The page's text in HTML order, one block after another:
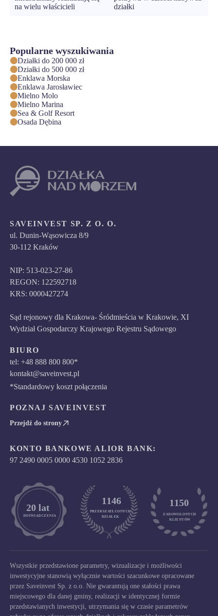
na wielu właścicieli
działki
Popularne wyszukiwania
Działki do 200 000 zł
Działki do 500 000 zł
Enklawa Morska
Enklawa Jarosławiec
Mielno Molo
Mielno Marina
Sea & Golf Resort
Osada Dębina
SAVEINVEST SP. Z O. O.
ul. Dunin-Wąsowicza 8/9
30-112 Kraków
NIP: 513-023-27-86
REGON: 122592718
KRS: 0000427274
Sąd rejonowy dla Krakowa- Śródmieścia w Krakowie, XI
Wydział Gospodarczy Krajowego Rejestru Sądowego
BIURO
tel: +48 888 800 800*
kontakt@saveinvest.pl
*Standardowy koszt połączenia
POZNAJ SAVEINVEST
Przejdź do strony
KONTO BANKOWE ALIOR BANK:
97 2490 0005 0000 4530 1052 2836
DOŚWIADCZENIA
	20 lat
1146
PRZEKSZATŁCONYCH
DZIAŁEK
1150
ZADOWOLONYCH
KLIENTÓW
Wszystkie przedstawione parametry, wizualizacje i możliwości
inwestycyjne stanowią wyłącznie wartości szacunkowe opracowane
przez Saveinvest Sp. z o.o. Nie gwarantują one stałości prawa
miejscowego dla danej gminy, realizacji w identycznej formie
przedstawianych inwestycji, utrzymania się w czasie parametrów